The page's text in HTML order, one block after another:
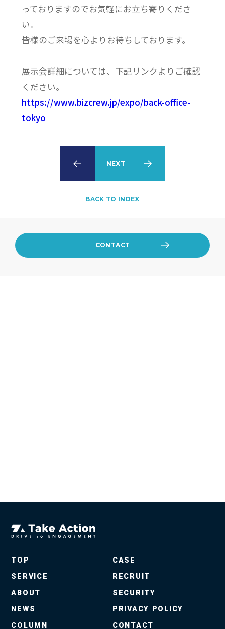
っておりますのでお気軽にお立ち寄りくださ
い。
皆様のご来場を心よりお待ちしております。
展示会詳細については、下記リンクよりご確認
ください。
https://www.bizcrew.jp/expo/back-office-
tokyo
PREV
NEXT
BACK TO INDEX
CONTACT
TOP
SERVICE
ABOUT
NEWS
COLUMN
CASE
RECRUIT
SECURITY
PRIVACY POLICY
CONTACT